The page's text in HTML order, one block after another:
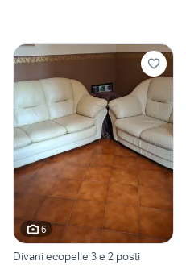
6
Divani ecopelle 3 e 2 posti